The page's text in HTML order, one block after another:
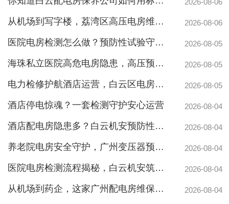
2026-08-06
从机场到写字楼，荔湾区高压电房维保公司如何守护电力生命线 2026-08-06
医院电房检测怎么做？预防性试验守护生命线不停摆 2026-08-05
海珠私立医院高危电房隐患，高压预防性试验守护生命线 2026-08-05
电力检修护航酒店运营，白云区电房托管公司实力护航地标建筑 2026-08-05
酒店停电惊魂？一套检测守护安心运营 2026-08-04
酒店配电房隐患多？白云机安预防性检测全解析 2026-08-04
养老院电房安全守护，广州变压器预防性测验护航疏散通道 2026-08-04
医院电房检测流程揭秘，白云机安筑牢生命防线 2026-08-04
从机场到药企，这家广州配电房维保公司凭什么赢得园区信赖 2026-08-04
广州配电房维保案例|防备重伤事故